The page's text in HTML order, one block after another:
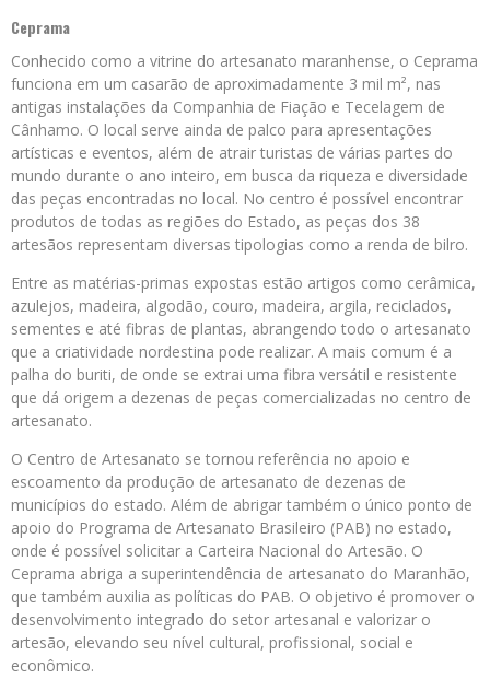
Ceprama
Conhecido como a vitrine do artesanato maranhense, o Ceprama
funciona em um casarão de aproximadamente 3 mil m², nas
antigas instalações da Companhia de Fiação e Tecelagem de
Cânhamo. O local serve ainda de palco para apresentações
artísticas e eventos, além de atrair turistas de várias partes do
mundo durante o ano inteiro, em busca da riqueza e diversidade
das peças encontradas no local. No centro é possível encontrar
produtos de todas as regiões do Estado, as peças dos 38
artesãos representam diversas tipologias como a renda de bilro.
Entre as matérias-primas expostas estão artigos como cerâmica,
azulejos, madeira, algodão, couro, madeira, argila, reciclados,
sementes e até fibras de plantas, abrangendo todo o artesanato
que a criatividade nordestina pode realizar. A mais comum é a
palha do buriti, de onde se extrai uma fibra versátil e resistente
que dá origem a dezenas de peças comercializadas no centro de
artesanato.
O Centro de Artesanato se tornou referência no apoio e
escoamento da produção de artesanato de dezenas de
municípios do estado. Além de abrigar também o único ponto de
apoio do Programa de Artesanato Brasileiro (PAB) no estado,
onde é possível solicitar a Carteira Nacional do Artesão. O
Ceprama abriga a superintendência de artesanato do Maranhão,
que também auxilia as políticas do PAB. O objetivo é promover o
desenvolvimento integrado do setor artesanal e valorizar o
artesão, elevando seu nível cultural, profissional, social e
econômico.